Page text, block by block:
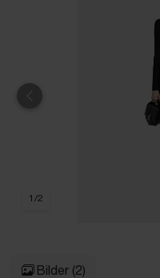
Föregående
1 /2
Bilder (2)